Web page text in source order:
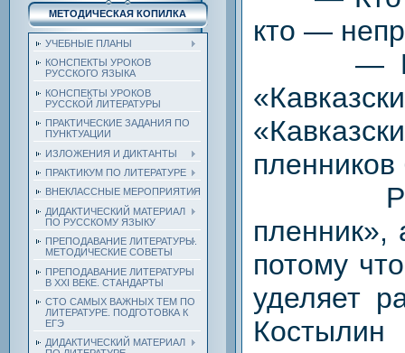
МЕТОДИЧЕСКАЯ КОПИЛКА
УЧЕБНЫЕ ПЛАНЫ
КОНСПЕКТЫ УРОКОВ
РУССКОГО ЯЗЫКА
КОНСПЕКТЫ УРОКОВ
РУССКОЙ ЛИТЕРАТУРЫ
ПРАКТИЧЕСКИЕ ЗАДАНИЯ ПО
ПУНКТУАЦИИ
ИЗЛОЖЕНИЯ И ДИКТАНТЫ
ПРАКТИКУМ ПО ЛИТЕРАТУРЕ
ВНЕКЛАССНЫЕ МЕРОПРИЯТИЯ
ДИДАКТИЧЕСКИЙ МАТЕРИАЛ
ПО РУССКОМУ ЯЗЫКУ
ПРЕПОДАВАНИЕ ЛИТЕРАТУРЫ.
МЕТОДИЧЕСКИЕ СОВЕТЫ
ПРЕПОДАВАНИЕ ЛИТЕРАТУРЫ
В XXI ВЕКЕ. СТАНДАРТЫ
СТО САМЫХ ВАЖНЫХ ТЕМ ПО
ЛИТЕРАТУРЕ. ПОДГОТОВКА К
ЕГЭ
ДИДАКТИЧЕСКИЙ МАТЕРИАЛ
кто —
—
пленник»,
потому
уделяет